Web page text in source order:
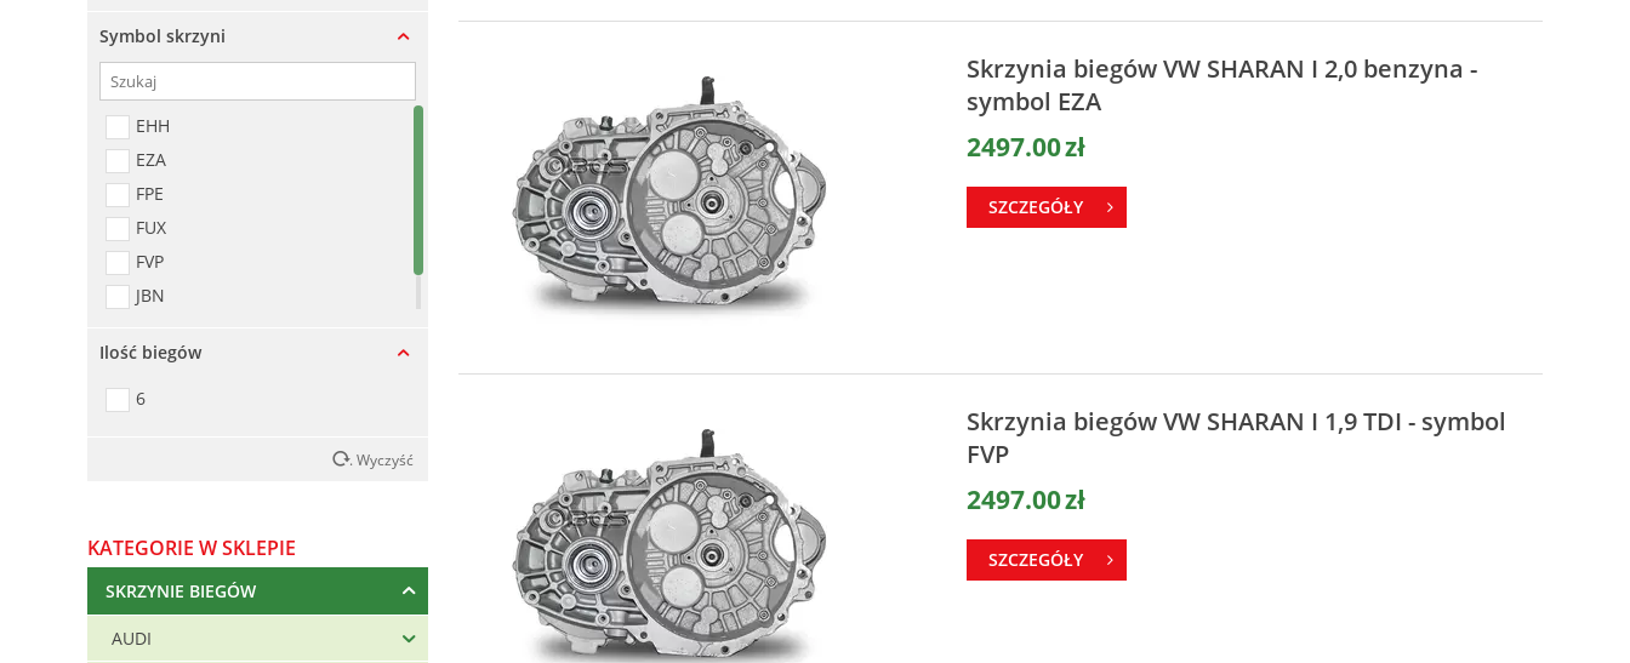
Symbol skrzyni
EHH
EZA
FPE
FUX
FVP
JBN
Ilość biegów
6
. Wyczyść
KATEGORIE W SKLEPIE
SKRZYNIE BIEGÓW
AUDI
Skrzynia biegów VW SHARAN I 2,0 benzyna -
symbol EZA
2497.00zł
SZCZEGÓŁY
Skrzynia biegów VW SHARAN I 1,9 TDI - symbol
FVP
2497.00zł
SZCZEGÓŁY